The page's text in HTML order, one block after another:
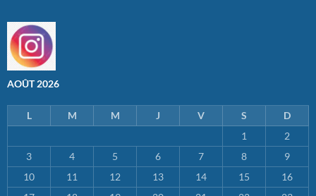
AOÛT 2026
L M M J V S
D
1
2
3
4 5 6 7 8
9
10
11 12 13 14 15
16